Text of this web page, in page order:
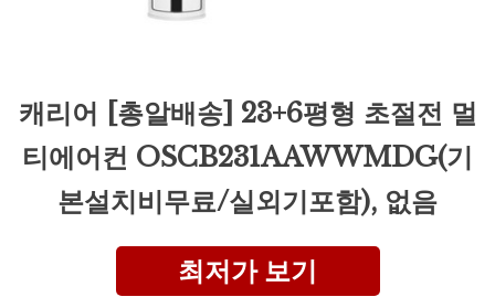
캐리어 [총알배송] 23+6평형 초절전 멀
티에어컨 OSCB231AAWWMDG(기
본설치비무료/실외기포함), 없음
최저가 보기